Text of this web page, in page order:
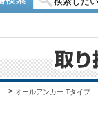
> オールアンカー Tタイプ